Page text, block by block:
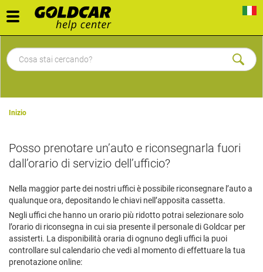
Toggle
navigation
Inizio
Posso prenotare un’auto e riconsegnarla fuori
dall’orario di servizio dell’ufficio?
Nella maggior parte dei nostri uffici è possibile riconsegnare l’auto a
qualunque ora, depositando le chiavi nell’apposita cassetta.
Negli uffici che hanno un orario più ridotto potrai selezionare solo
l’orario di riconsegna in cui sia presente il personaledi Goldcar per
assisterti. La disponibilità oraria di ognuno degli uffici la puoi
controllare sul calendario che vedi al momento di effettuare la tua
prenotazione online: